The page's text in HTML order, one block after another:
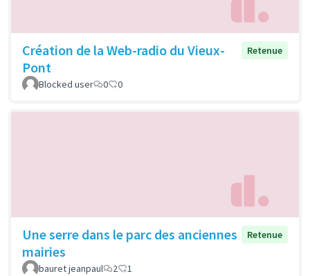
Création de la Web-radio du Vieux-
Pont
Retenue
Blocked user 0 0
Une serre dans le parc des anciennes
mairies
Retenue
bauret jeanpaul 2 1